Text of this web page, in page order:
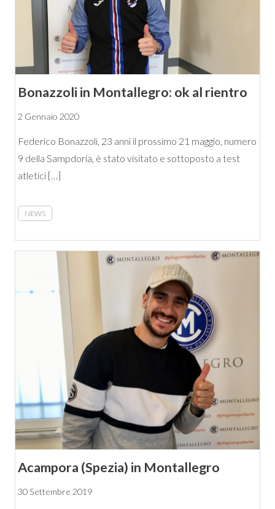
Bonazzoli in Montallegro: ok al rientro
2 Gennaio 2020
Federico Bonazzoli, 23 anni il prossimo 21 maggio, numero
9 della Sampdoria, è stato visitato e sottoposto a test
atletici […]
NEWS
Acampora (Spezia) in Montallegro
30 Settembre 2019